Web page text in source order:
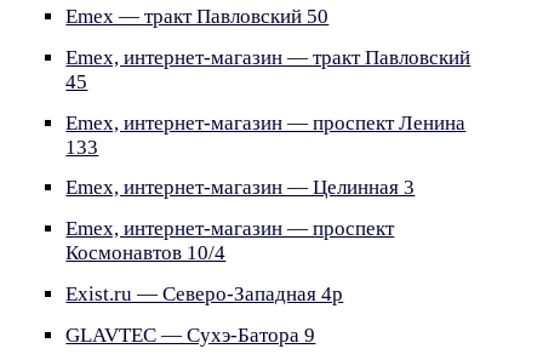
Emex — тракт Павловский 50
Emex, интернет-магазин — тракт Павловский
45
Emex, интернет-магазин — проспект Ленина
133
Emex, интернет-магазин — Целинная 3
Emex, интернет-магазин — проспект
Космонавтов 10/4
Exist.ru — Северо-Западная 4р
GLAVTEC — Сухэ-Батора 9